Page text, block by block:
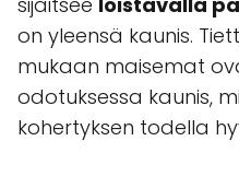
on yleensä kaunis.
mukaan maisemat
odotuksessa kaunis,
kohertyksen todella